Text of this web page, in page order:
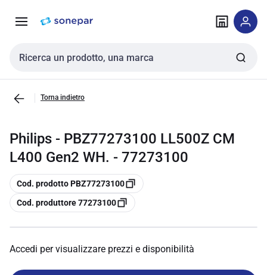
navigazione alla
Cerca input
Torna indietro
Philips - PBZ77273100 LL500Z CM
L400 Gen2 WH. - 77273100
copia
Cod. prodotto PBZ77273100
copia
Cod. produttore 77273100
Accedi per visualizzare prezzi e disponibilità